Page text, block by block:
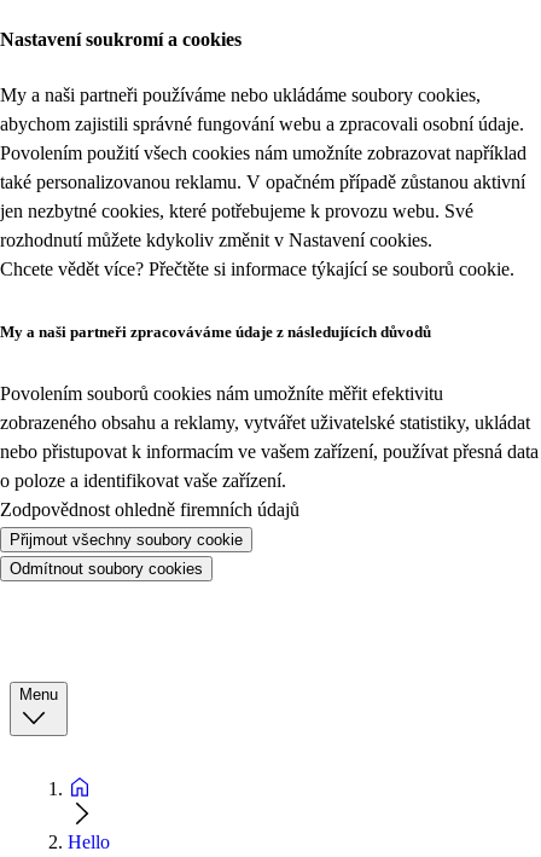
Nastavení soukromí a cookies
My a naši partneři používáme nebo ukládáme soubory cookies,
abychom zajistili správné fungování webu a zpracovali osobní údaje.
Povolením použití všech cookies nám umožníte zobrazovat například
také personalizovanou reklamu. V opačném případě zůstanou aktivní
jen nezbytné cookies, které potřebujeme k provozu webu. Své
rozhodnutí můžete kdykoliv změnit v Nastavení cookies.
Chcete vědět více? Přečtěte si informace týkající se souborů cookie.
My a naši partneři zpracováváme údaje z následujících důvodů
Povolením souborů cookies nám umožníte měřit efektivitu
zobrazeného obsahu a reklamy, vytvářet uživatelské statistiky, ukládat
nebo přistupovat k informacím ve vašem zařízení, používat přesná data
o poloze a identifikovat vaše zařízení.
Zodpovědnost ohledně firemních údajů
Přijmout všechny soubory cookie
Odmítnout soubory cookies
Menu
Hello